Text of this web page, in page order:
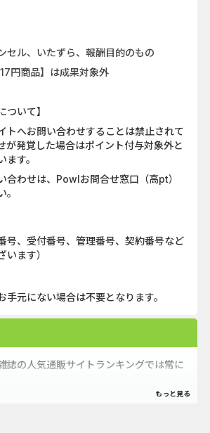
セル、いたずら、報酬目的のもの
円商品】は成果対象外
ついて】
トへお問い合わせすることは禁止されて
が発覚した場合はポイント付与対象外と
す。
合わせは、Powlお問合せ窓口（高pt）
号、受付番号、管理番号、契約番号など
います）
元にない場合は不要となります。
誌の人気通販サイトランキングでは常に